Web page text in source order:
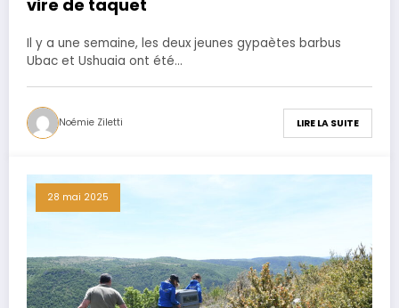
vire de taquet
Il y a une semaine, les deux jeunes gypaètes barbus
Ubac et Ushuaia ont été…
Noémie Ziletti LIRE LA SUITE
28 mai 2025